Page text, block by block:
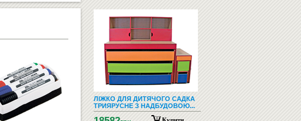
ЛІЖКО ДЛЯ ДИТЯЧОГО САДКА
ТРИЯРУСНЕ З НАДБУДОВОЮ...